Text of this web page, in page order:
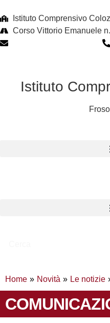
Istituto Comprensivo
Corso Vittorio Emanuele
Istituto
Home Novità Le notizie